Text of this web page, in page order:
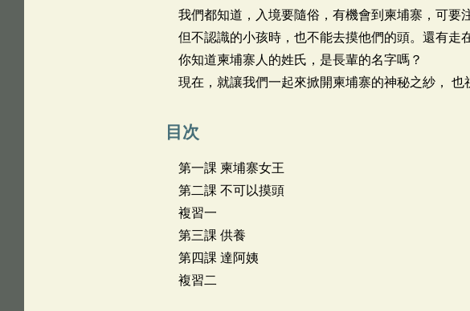
我們都知道，入境要隨俗，有機會到柬埔寨，可要
但不認識的小孩時，也不能去摸他們的頭。還有走
你知道柬埔寨人的姓氏，是長輩的名字嗎？
現在，就讓我們一起來掀開柬埔寨的神秘之紗， 也
目次
第一課 柬埔寨女王
第二課 不可以摸頭
複習一
第三課 供養
第四課 達阿姨
複習二